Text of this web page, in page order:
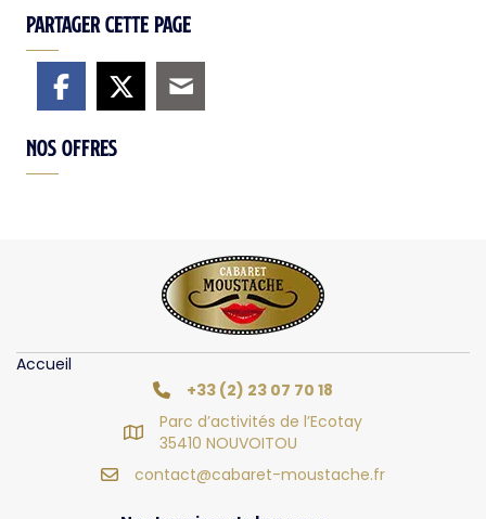
Partager cette page
Nos offres
Accueil
+33 (2) 23 07 70 18
Parc d’activités de l’Ecotay
35410 NOUVOITOU
contact@cabaret-moustache.fr